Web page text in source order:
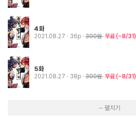
4화
2021.08.27 · 36p 300원 무료 (~8/31)
5화
2021.08.27 · 38p 300원 무료 (~8/31)
··· 펼치기